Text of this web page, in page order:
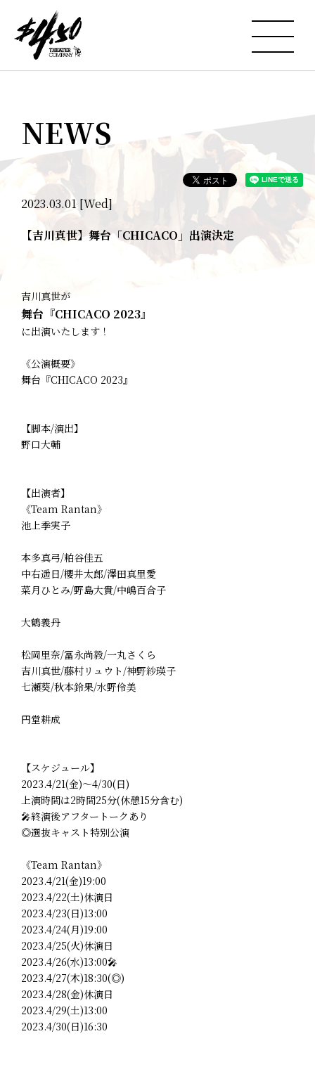
NEWS
2023.03.01 [Wed]
【吉川真世】舞台「CHICACO」出演決定
吉川真世が
舞台『CHICACO 2023』
に出演いたします！
《公演概要》
舞台『CHICACO 2023』
【脚本/演出】
野口大輔
【出演者】
《Team Rantan》
池上季実子
本多真弓/粕谷佳五
中右遥日/櫻井太郎/澤田真里愛
菜月ひとみ/野島大貴/中嶋百合子
大鶴義丹
松岡里奈/冨永尚毅/一丸さくら
吉川真世/藤村リュウト/神野紗瑛子
七瀬葵/秋本鈴果/水野伶美
円堂耕成
【スケジュール】
2023.4/21(金)～4/30(日)
上演時間は2時間25分(休憩15分含む)
🎤終演後アフタートークあり
◎選抜キャスト特別公演
《Team Rantan》
2023.4/21(金)19:00
2023.4/22(土)休演日
2023.4/23(日)13:00
2023.4/24(月)19:00
2023.4/25(火)休演日
2023.4/26(水)13:00🎤
2023.4/27(木)18:30(◎)
2023.4/28(金)休演日
2023.4/29(土)13:00
2023.4/30(日)16:30